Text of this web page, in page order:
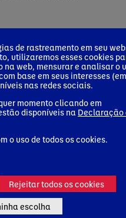
melhores escolhas e
de rastreamento em seu
utilizaremos esses cookies
web, mensurar e analisar o
base em seus interesses
nas redes sociais.
momento clicando em
disponíveis na Declaração
o uso de todos os cookies.
Rejeitar todos os cookies
escolha